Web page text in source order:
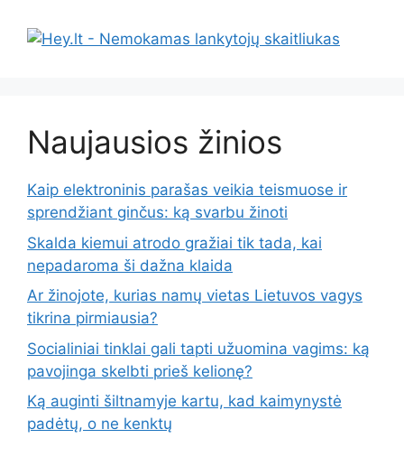
Naujausios žinios
Kaip elektroninis parašas veikia teismuose ir
sprendžiant ginčus: ką svarbu žinoti
Skalda kiemui atrodo gražiai tik tada, kai
nepadaroma ši dažna klaida
Ar žinojote, kurias namų vietas Lietuvos vagys
tikrina pirmiausia?
Socialiniai tinklai gali tapti užuomina vagims: ką
pavojinga skelbti prieš kelionę?
Ką auginti šiltnamyje kartu, kad kaimynystė
padėtų, o ne kenktų